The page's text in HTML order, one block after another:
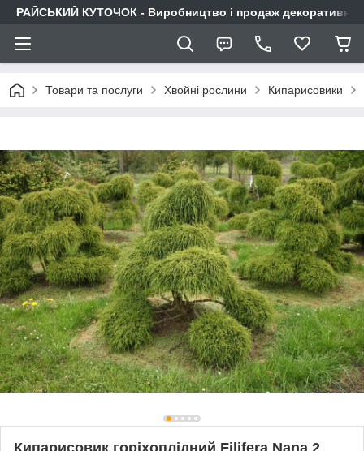
РАЙСЬКИЙ КУТОЧОК - Виробництво і продаж декоративних
Товари та послуги Хвойні рослини Кипарисовики
Кипарисовик горіхоплідний Filifera Nana 2